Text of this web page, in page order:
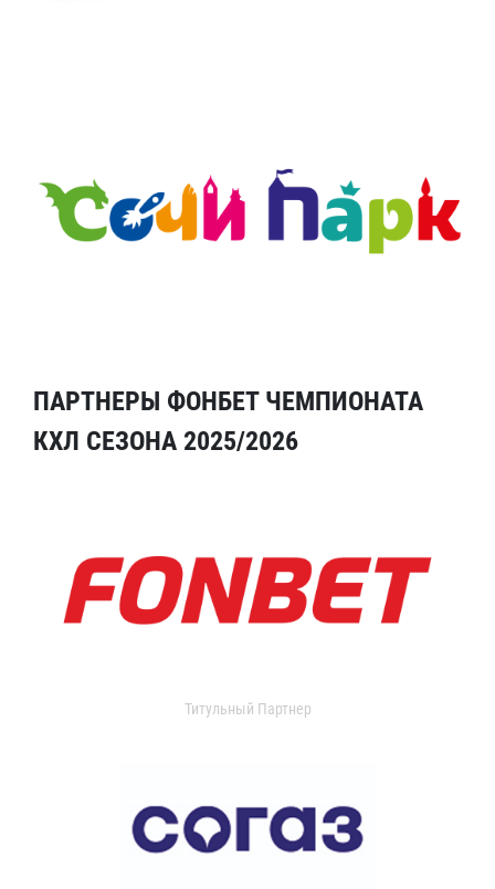
ПАРТНЕРЫ ФОНБЕТ ЧЕМПИОНАТА
КХЛ СЕЗОНА 2025/2026
Титульный Партнер